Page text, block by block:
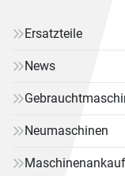
Ersatzteile
News
Neumaschinen
Maschinenankauf